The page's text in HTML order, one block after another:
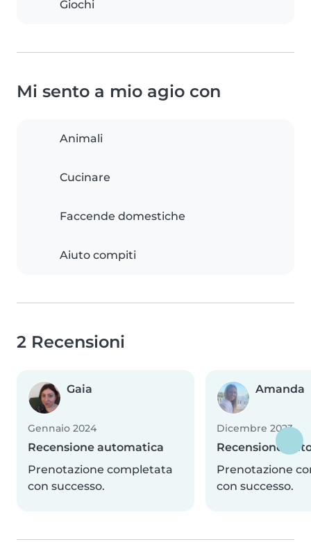
Giochi
Mi sento a mio agio con
Animali
Cucinare
Faccende domestiche
Aiuto compiti
2 Recensioni
Gaia
Gennaio 2024
Recensione automatica
Prenotazione completata
con successo.
Amanda
Dicembre 2023
Recensione
Prenotazione
con successo.